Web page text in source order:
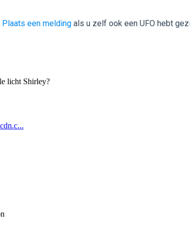
Plaats een melding als u zelf ook een UFO hebt